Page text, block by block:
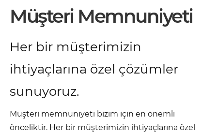
Müşteri Memnuniyeti
Her bir müşterimizin
ihtiyaçlarına özel çözümler
sunuyoruz.
Müşteri memnuniyeti bizim için en önemli
önceliktir. Her bir müşterimizin ihtiyaçlarına özel